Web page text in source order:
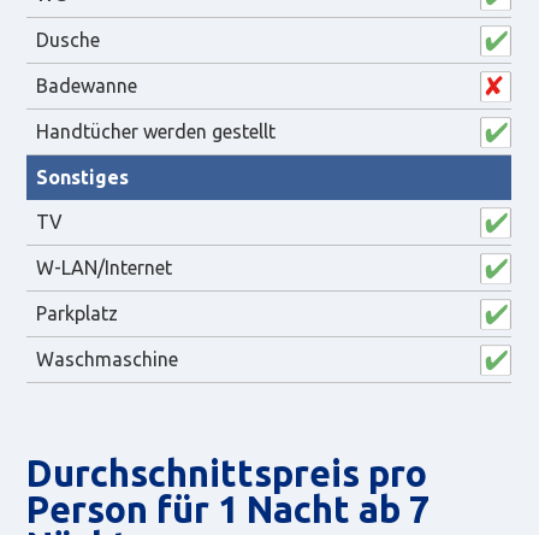
Dusche
Badewanne
Handtücher werden gestellt
Sonstiges
TV
W-LAN/Internet
Parkplatz
Waschmaschine
Durch­schnitts­preis pro
Person für 1 Nacht ab 7